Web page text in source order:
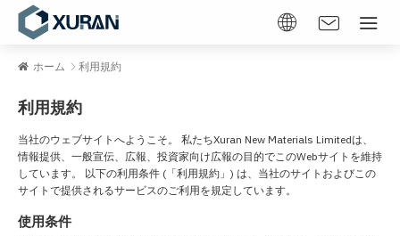
ホーム 利用規約
利用規約
当社のウェブサイトへようこそ。 私たちXuran New Materials Limitedは、
情報提供、一般宣伝、広報、投資家向け広報の目的でこのWebサイトを維持
しています。 以下の利用条件 (「利用規約」) は、当社のサイトおよびこの
サイトで提供されるサービスのご利用を規定しています。
使用条件